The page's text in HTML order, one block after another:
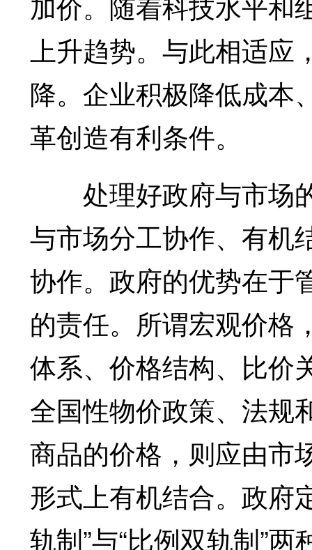
上升趋势。与此相适应
降。企业积极降低成本
革创造有利条件。
处理好政府与市场
与市场分工协作、有机
协作。政府的优势在于
的责任。所谓宏观价格
体系、价格结构、比价
全国性物价政策、法规
商品的价格，则应由市
形式上有机结合。政府
轨制”与“比例双轨制”